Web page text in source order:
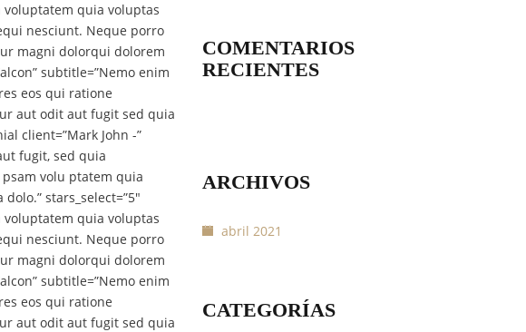
voluptatem quia voluptas
nesciunt. Neque porro
magni dolorqui dolorem
subtitle=”Nemo enim
eos qui ratione
aut odit aut fugit sed quia
client=”Mark John -”
fugit, sed quia
volu ptatem quia
stars_select=”5″
voluptatem quia voluptas
nesciunt. Neque porro
magni dolorqui dolorem
subtitle=”Nemo enim
eos qui ratione
aut odit aut fugit sed quia
COMENTARIOS
RECIENTES
ARCHIVOS
abril 2021
CATEGORÍAS